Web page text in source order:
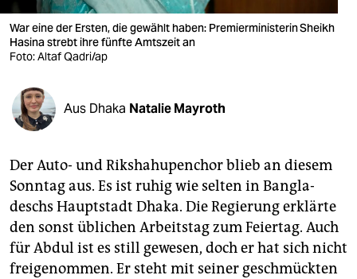
verlag
verlag
shop
fragen & hilfe
unterstützen
abo
genossenschaft
epaper login
War eine der Ersten, die gewählt haben: Premierministerin Sheikh
Hasina strebt ihre fünfte Amtszeit an
Foto: Altaf Qadri/ap
Aus Dhaka Natalie Mayroth
Der Auto- und Rikshahupenchor blieb an diesem
Sonntag aus. Es ist ruhig wie selten in Bangla­
deschs Hauptstadt Dhaka. Die Regierung erklärte
den sonst üblichen Arbeitstag zum Feiertag. Auch
für Abdul ist es still gewesen, doch er hat sich nicht
freigenommen. Er steht mit seiner geschmückten